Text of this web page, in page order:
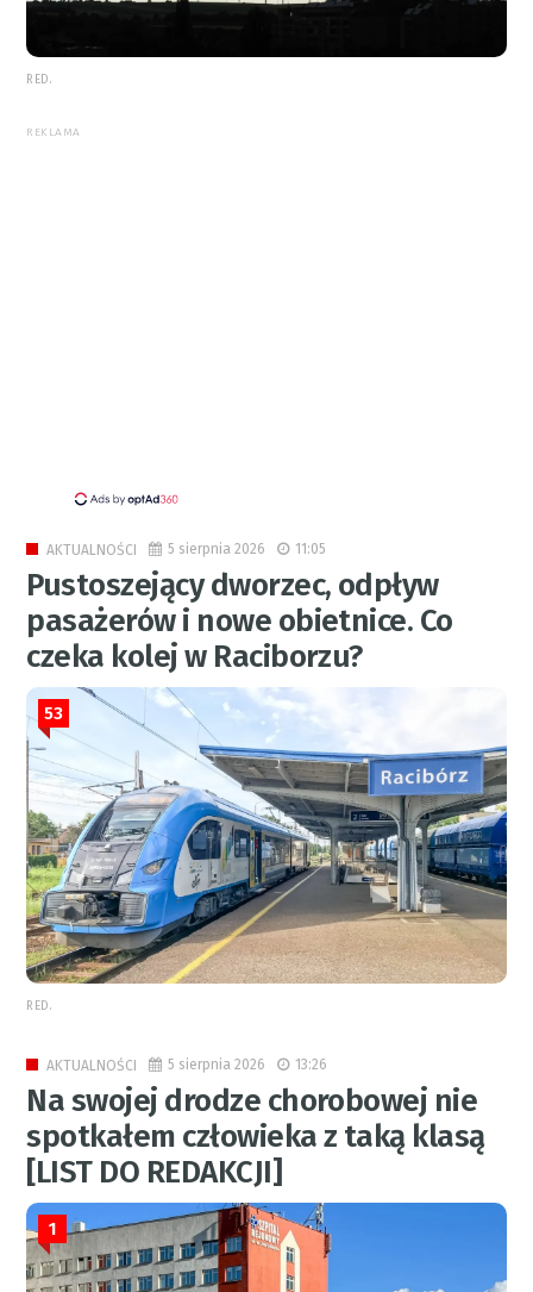
RED.
REKLAMA
AKTUALNOŚCI 5 sierpnia 2026 11:05
Pustoszejący dworzec, odpływ
pasażerów i nowe obietnice. Co
czeka kolej w Raciborzu?
53
RED.
AKTUALNOŚCI 5 sierpnia 2026 13:26
Na swojej drodze chorobowej nie
spotkałem człowieka z taką klasą
[LIST DO REDAKCJI]
1